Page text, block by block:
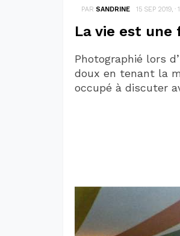
PAR SANDRINE 15 SEP 2019, ·
La vie est une
Photographié lors
doux en tenant la
occupé à discuter